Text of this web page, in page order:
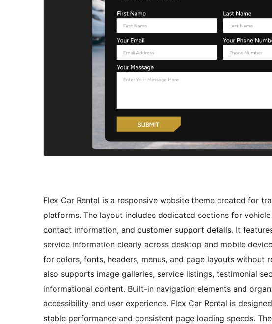
Flex Car Rental is a responsive website theme created for
platforms. The layout includes dedicated sections for
contact information, and customer support details. It
service information clearly across desktop and mobile
for colors, fonts, headers, menus, and page layouts without
also supports image galleries, service listings, testimonial
informational content. Built-in navigation elements and
accessibility and user experience. Flex Car Rental is
stable performance and consistent page loading speeds.